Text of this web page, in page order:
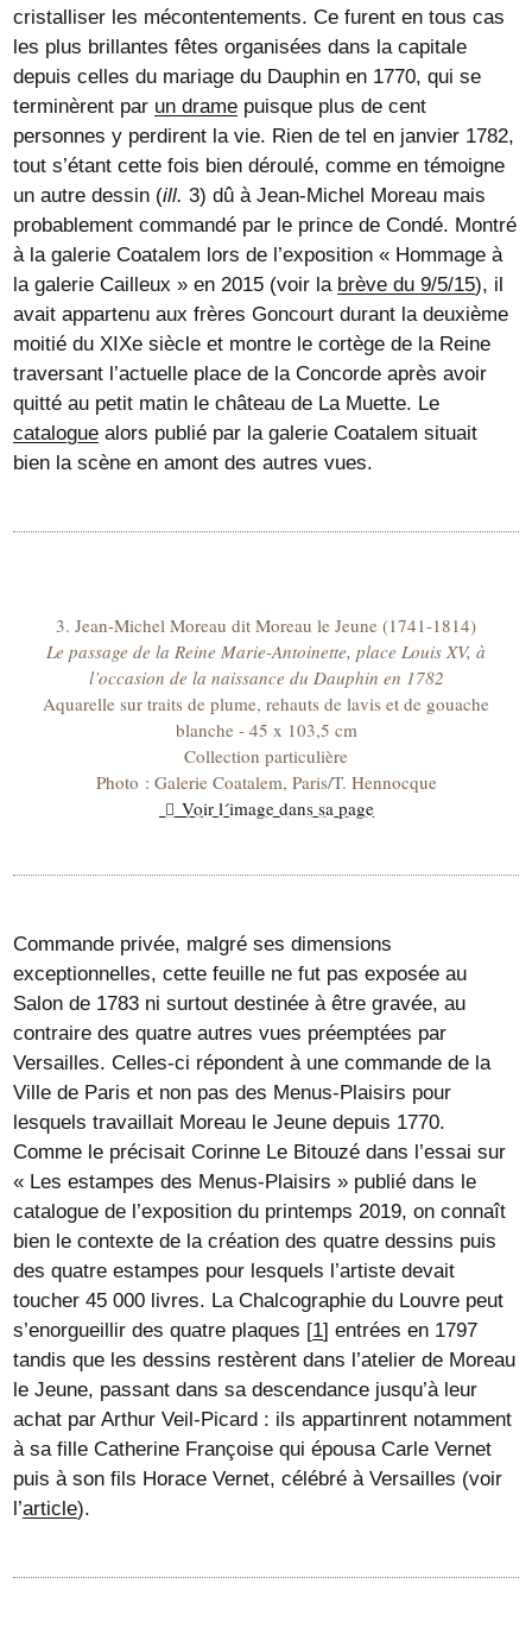
cristalliser les mécontentements. Ce furent en tous cas
les plus brillantes fêtes organisées dans la capitale
depuis celles du mariage du Dauphin en 1770, qui se
terminèrent par un drame puisque plus de cent
personnes y perdirent la vie. Rien de tel en janvier 1782,
tout s’étant cette fois bien déroulé, comme en témoigne
un autre dessin (ill. 3) dû à Jean-Michel Moreau mais
probablement commandé par le prince de Condé. Montré
à la galerie Coatalem lors de l’exposition « Hommage à
la galerie Cailleux » en 2015 (voir la brève du 9/5/15), il
avait appartenu aux frères Goncourt durant la deuxième
moitié du XIXe siècle et montre le cortège de la Reine
traversant l’actuelle place de la Concorde après avoir
quitté au petit matin le château de La Muette. Le
catalogue alors publié par la galerie Coatalem situait
bien la scène en amont des autres vues.
3. Jean-Michel Moreau dit Moreau le Jeune (1741-1814)
Le passage de la Reine Marie-Antoinette, place Louis XV, à
l’occasion de la naissance du Dauphin en 1782
Aquarelle sur traits de plume, rehauts de lavis et de gouache
blanche - 45 x 103,5 cm
Collection particulière
Photo : Galerie Coatalem, Paris/T. Hennocque
Voir l´image dans sa page
Commande privée, malgré ses dimensions
exceptionnelles, cette feuille ne fut pas exposée au
Salon de 1783 ni surtout destinée à être gravée, au
contraire des quatre autres vues préemptées par
Versailles. Celles-ci répondent à une commande de la
Ville de Paris et non pas des Menus-Plaisirs pour
lesquels travaillait Moreau le Jeune depuis 1770.
Comme le précisait Corinne Le Bitouzé dans l’essai sur
« Les estampes des Menus-Plaisirs » publié dans le
catalogue de l’exposition du printemps 2019, on connaît
bien le contexte de la création des quatre dessins puis
des quatre estampes pour lesquels l’artiste devait
toucher 45 000 livres. La Chalcographie du Louvre peut
s’enorgueillir des quatre plaques [1] entrées en 1797
tandis que les dessins restèrent dans l’atelier de Moreau
le Jeune, passant dans sa descendance jusqu’à leur
achat par Arthur Veil-Picard : ils appartinrent notamment
à sa fille Catherine Françoise qui épousa Carle Vernet
puis à son fils Horace Vernet, célébré à Versailles (voir
l’article).